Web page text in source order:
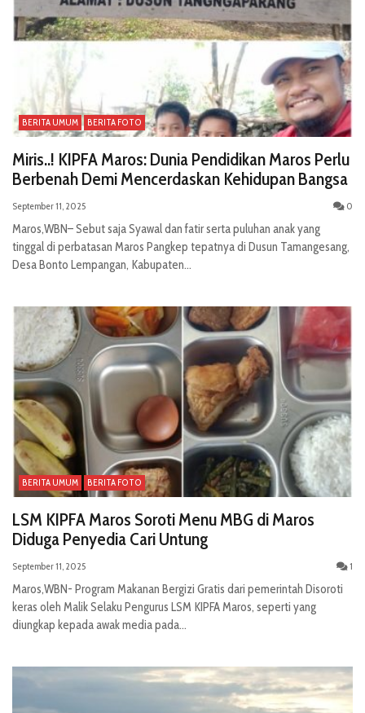
BERITA UMUM BERITA FOTO
Miris..! KIPFA Maros: Dunia Pendidikan Maros Perlu
Berbenah Demi Mencerdaskan Kehidupan Bangsa
September 11, 2025 0
Maros,WBN– Sebut saja Syawal dan fatir serta puluhan anak yang
tinggal di perbatasan Maros Pangkep tepatnya di Dusun Tamangesang,
Desa Bonto Lempangan, Kabupaten...
BERITA UMUM BERITA FOTO
LSM KIPFA Maros Soroti Menu MBG di Maros
Diduga Penyedia Cari Untung
September 11, 2025 1
Maros,WBN- Program Makanan Bergizi Gratis dari pemerintah Disoroti
keras oleh Malik Selaku Pengurus LSM KIPFA Maros, seperti yang
diungkap kepada awak media pada...